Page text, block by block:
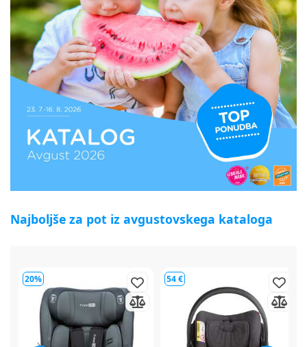
Najboljše za pot iz avgustovskega kataloga
54 € 64 €